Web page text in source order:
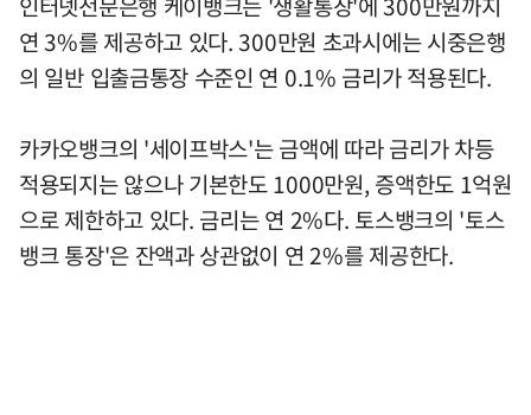
연 3%를 제공하고 있다. 300만원 초과시에는 시중은행
의 일반 입출금통장 수준인 연 0.1% 금리가 적용된다.
카카오뱅크의 '세이프박스'는 금액에 따라 금리가 차등
적용되지는 않으나 기본한도 1000만원, 증액한도 1억원
으로 제한하고 있다. 금리는 연 2%다. 토스뱅크의 '토스
뱅크 통장'은 잔액과 상관없이 연 2%를 제공한다.